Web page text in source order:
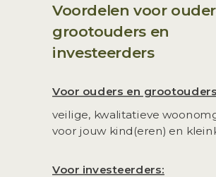
Voordelen voor
grootouders en
investeerders
Voor investeerders:
Voor ouders en
veilige, kwalitatieve
voor jouw kind(eren) en